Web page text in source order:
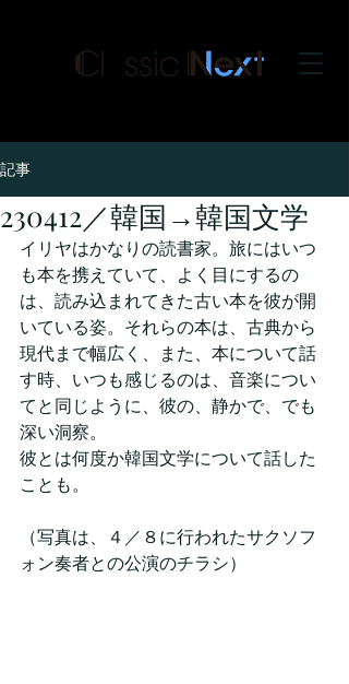
記事
230412／韓国→韓国文学
イリヤはかなりの読書家。旅にはいつ
も本を携えていて、よく目にするの
は、読み込まれてきた古い本を彼が開
いている姿。それらの本は、古典から
現代まで幅広く、また、本について話
す時、いつも感じるのは、音楽につい
てと同じように、彼の、静かで、でも
深い洞察。
彼とは何度か韓国文学について話した
ことも。
（写真は、４／８に行われたサクソフ
ォン奏者との公演のチラシ）